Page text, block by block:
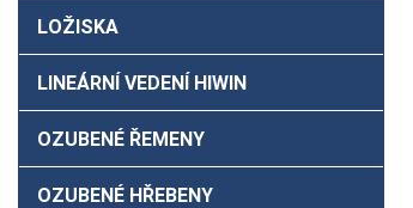
LOŽISKA
LINEÁRNÍ VEDENÍ HIWIN
OZUBENÉ ŘEMENY
OZUBENÉ HŘEBENY